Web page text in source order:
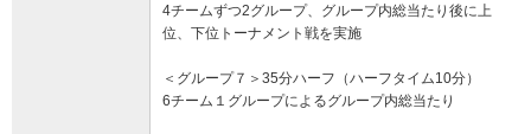
4チームずつ2グループ、グループ内総当たり後に上
位、下位トーナメント戦を実施
＜グループ７＞35分ハーフ（ハーフタイム10分）
6チーム１グループによるグループ内総当たり